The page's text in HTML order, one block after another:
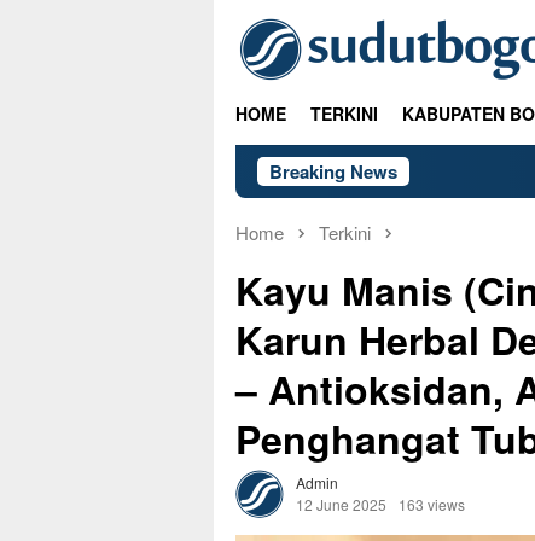
content
HOME TERKINI KABUPATEN
Breaking News
Home Terkini
Kayu Manis
Karun Herbal
– Antioksidan,
Penghangat
Admin
12 June 2025
163 views